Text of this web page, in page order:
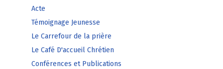
Acte
Témoignage Jeunesse
Le Carrefour de la prière
Le Café D'accueil Chrétien
Conférences et Publications